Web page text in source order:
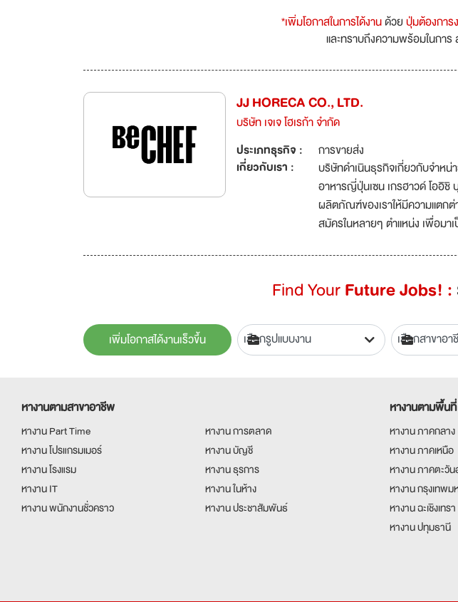
*เพิ่มโอกาสในการได้งานด้วยปุ่มต้องการ
และทราบถึงความพร้อมในกา
JJ HORECA CO., LTD.
บริษัท เจเจ โฮเรก้า จำกัด
ประเภทธุรกิจ :
การขายส่ง
เกี่ยวกับเรา :
บริษัทดำเนินธุรกิจเกี่ยวกับจำหน่า
อาหารญี่ปุ่นเซน เกรฮาวด์ โออิชิ
ผลิตภัณฑ์ของเราให้มีความแตกต่
สมัครในหลายๆ ตำแหน่ง เพื่อมา
Find YourFuture Jobs! :
เพิ่มโอกาสได้งานเร็วขึ้น
หางานตามสาขาอาชีพ
หางาน Part Time
หางาน การตลาด
หางาน โปรแกรมเมอร์
หางาน บัญชี
หางาน โรงแรม
หางาน ธุรการ
หางาน IT
หางาน ในห้าง
หางาน พนักงานชั่วคราว
หางาน ประชาสัมพันธ์
หางานตามพื้นที่
หางาน ภาคกลาง
หางาน ภาคเหนือ
หางาน ภาคตะวั
หางาน กรุงเทพม
หางาน ฉะเชิงเทรา
หางาน ปทุมธานี